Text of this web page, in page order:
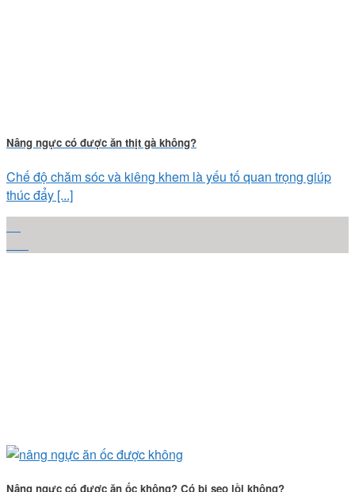
Nâng ngực có được ăn thịt gà không?
Chế độ chăm sóc và kiêng khem là yếu tố quan trọng giúp
thúc đẩy [...]
Nâng ngực có được ăn ốc không? Có bị sẹo lồi không?